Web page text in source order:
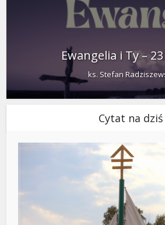
Ewangelia i Ty –
ks. Stefan
Cytat na dziś